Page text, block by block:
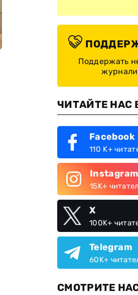
Поддержать
ЧИТАЙТЕ НАС
Facebook
110 K+
Instagram
15K+
X
100K+
Telegram
60K+
СМОТРИТЕ